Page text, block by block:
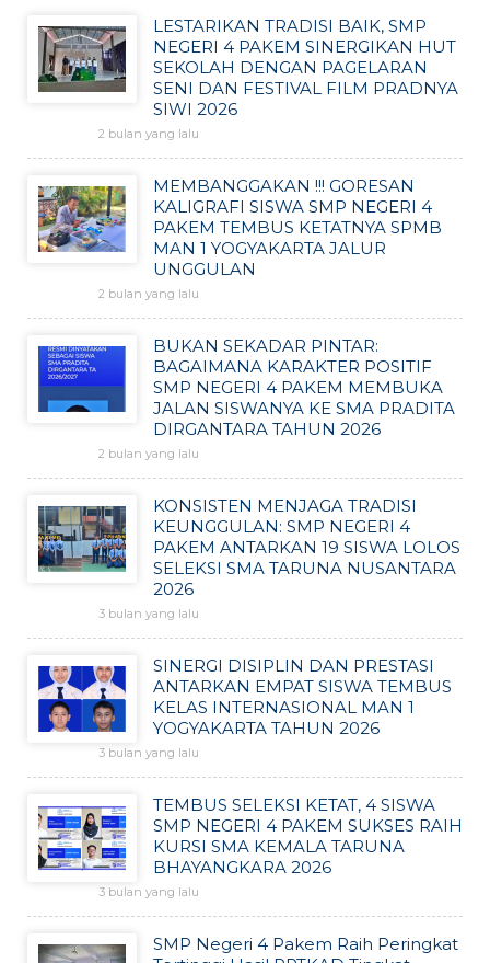
LESTARIKAN TRADISI BAIK, SMP
NEGERI 4 PAKEM SINERGIKAN HUT
SEKOLAH DENGAN PAGELARAN
SENI DAN FESTIVAL FILM PRADNYA
SIWI 2026
2 bulan yang lalu
MEMBANGGAKAN !!! GORESAN
KALIGRAFI SISWA SMP NEGERI 4
PAKEM TEMBUS KETATNYA SPMB
MAN 1 YOGYAKARTA JALUR
UNGGULAN
2 bulan yang lalu
BUKAN SEKADAR PINTAR:
BAGAIMANA KARAKTER POSITIF
SMP NEGERI 4 PAKEM MEMBUKA
JALAN SISWANYA KE SMA PRADITA
DIRGANTARA TAHUN 2026
2 bulan yang lalu
KONSISTEN MENJAGA TRADISI
KEUNGGULAN: SMP NEGERI 4
PAKEM ANTARKAN 19 SISWA LOLOS
SELEKSI SMA TARUNA NUSANTARA
2026
3 bulan yang lalu
SINERGI DISIPLIN DAN PRESTASI
ANTARKAN EMPAT SISWA TEMBUS
KELAS INTERNASIONAL MAN 1
YOGYAKARTA TAHUN 2026
3 bulan yang lalu
TEMBUS SELEKSI KETAT, 4 SISWA
SMP NEGERI 4 PAKEM SUKSES RAIH
KURSI SMA KEMALA TARUNA
BHAYANGKARA 2026
3 bulan yang lalu
SMP Negeri 4 Pakem Raih Peringkat